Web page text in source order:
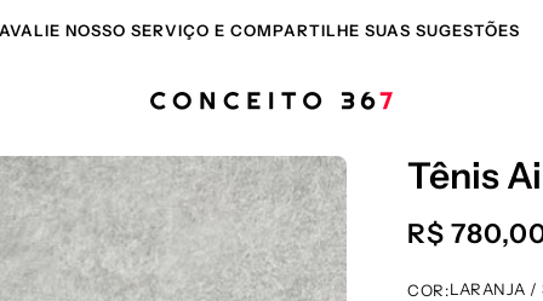
GRÁTIS EM TERRITÓRIO NACIONAL EM PEDIDOS ACIMA DE
R$1.500,00
Tênis
Preço
R$
COR:LARANJA /